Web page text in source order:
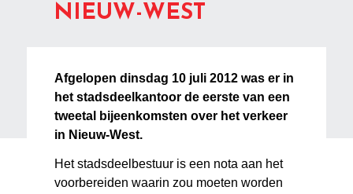
NIEUW-WEST
Afgelopen dinsdag 10 juli 2012 was er in
het stadsdeelkantoor de eerste van een
tweetal bijeenkomsten over het verkeer
in Nieuw-West.
Het stadsdeelbestuur is een nota aan het
voorbereiden waarin zou moeten worden